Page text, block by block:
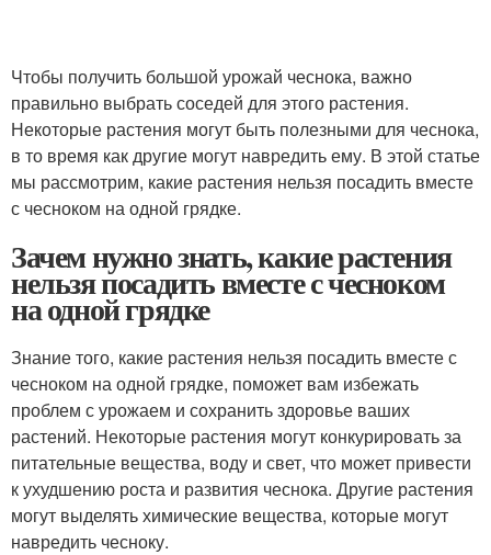
Чтобы получить большой урожай чеснока, важно
правильно выбрать соседей для этого растения.
Некоторые растения могут быть полезными для чеснока,
в то время как другие могут навредить ему. В этой статье
мы рассмотрим, какие растения нельзя посадить вместе
с чесноком на одной грядке.
Зачем нужно знать, какие растения
нельзя посадить вместе с чесноком
на одной грядке
Знание того, какие растения нельзя посадить вместе с
чесноком на одной грядке, поможет вам избежать
проблем с урожаем и сохранить здоровье ваших
растений. Некоторые растения могут конкурировать за
питательные вещества, воду и свет, что может привести
к ухудшению роста и развития чеснока. Другие растения
могут выделять химические вещества, которые могут
навредить чесноку.